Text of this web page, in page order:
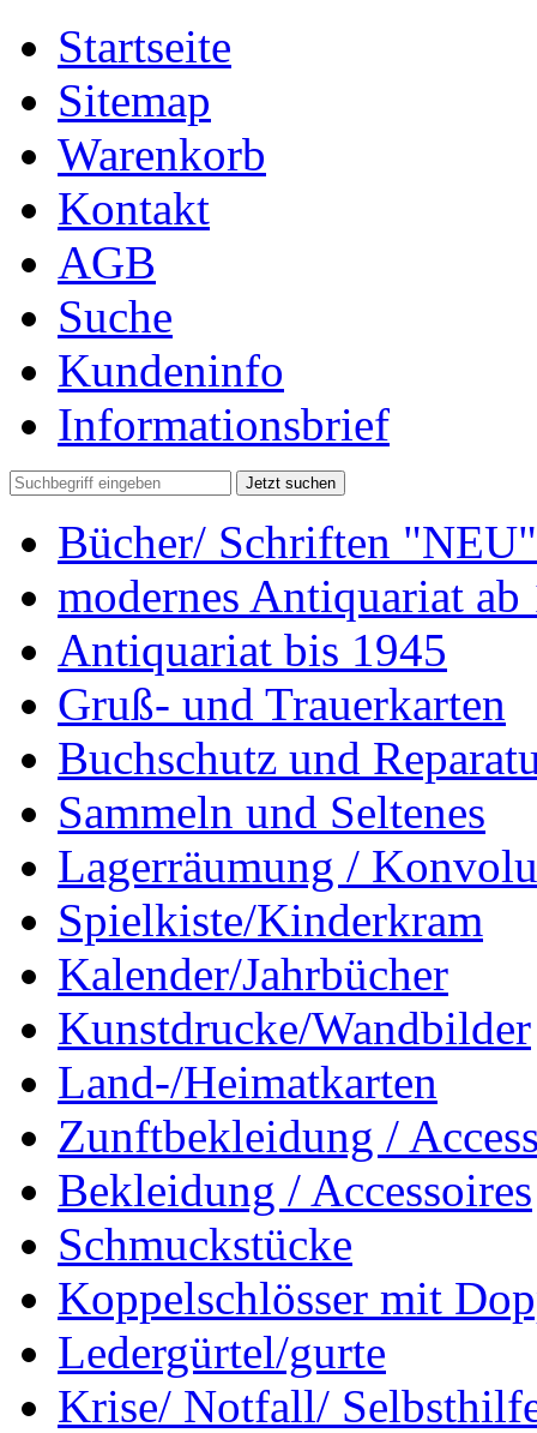
Startseite
Sitemap
Warenkorb
Kontakt
AGB
Suche
Kundeninfo
Informationsbrief
Jetzt suchen
Bücher/ Schriften "NEU"
modernes Antiquariat ab
Antiquariat bis 1945
Gruß- und Trauerkarten
Buchschutz und
Sammeln und Seltenes
Lagerräumung /
Spielkiste/Kinderkram
Kalender/Jahrbücher
Kunstdrucke/Wandbilder
Land-/Heimatkarten
Zunftbekleidung /
Bekleidung / Accessoires
Schmuckstücke
Koppelschlösser mit
Ledergürtel/gurte
Krise/ Notfall/